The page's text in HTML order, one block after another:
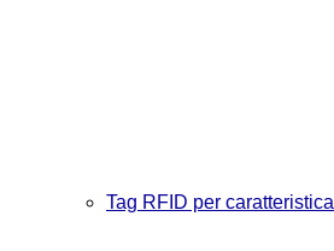
Tag RFID per caratteristica